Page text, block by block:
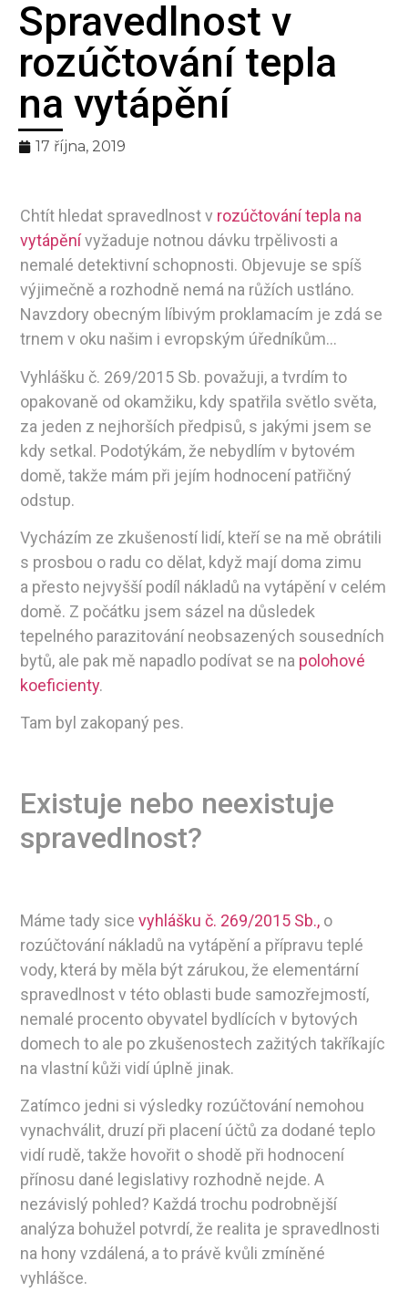
Bilanční
metoda
pro spravedlivé
rozúčtování tepla
Spravedlnost v
rozúčtování tepla
na vytápění
17 října, 2019
Chtít hledat spravedlnost v rozúčtování tepla na
vytápěnívyžaduje notnou dávku trpělivosti a
nemalé detektivní schopnosti. Objevuje se spíš
výjimečně a rozhodně nemá na růžích ustláno.
Navzdory obecným líbivým proklamacím je zdá se
trnem v oku našim i evropským úředníkům…
Vyhlášku č. 269/2015 Sb. považuji, a tvrdím to
opakovaně od okamžiku, kdy spatřila světlo světa,
za jeden z nejhorších předpisů, s jakými jsem se
kdy setkal. Podotýkám, že nebydlím v bytovém
domě, takže mám při jejím hodnocení patřičný
odstup.
Vycházím ze zkušeností lidí, kteří se na mě obrátili
s prosbou o radu co dělat, když mají doma zimu
a přesto nejvyšší podíl nákladů na vytápění v celém
domě. Z počátku jsem sázel na důsledek
tepelného parazitování neobsazených sousedních
bytů, ale pak mě napadlo podívat se na polohové
koeficienty.
Tam byl zakopaný pes.
Existuje nebo neexistuje
spravedlnost?
Máme tady sicevyhlášku č. 269/2015 Sb., o
rozúčtování nákladů na vytápění a přípravu teplé
vody, která by měla být zárukou, že elementární
spravedlnost v této oblasti bude samozřejmostí,
nemalé procento obyvatel bydlících v bytových
domech to ale po zkušenostech zažitých takříkajíc
na vlastní kůži vidí úplně jinak.
Zatímco jedni si výsledky rozúčtování nemohou
vynachválit, druzí při placení účtů za dodané teplo
vidí rudě, takže hovořit o shodě při hodnocení
přínosu dané legislativy rozhodně nejde. A
nezávislý pohled? Každá trochu podrobnější
analýza bohužel potvrdí, že realita je spravedlnosti
na hony vzdálená, a to právě kvůli zmíněné
vyhlášce.